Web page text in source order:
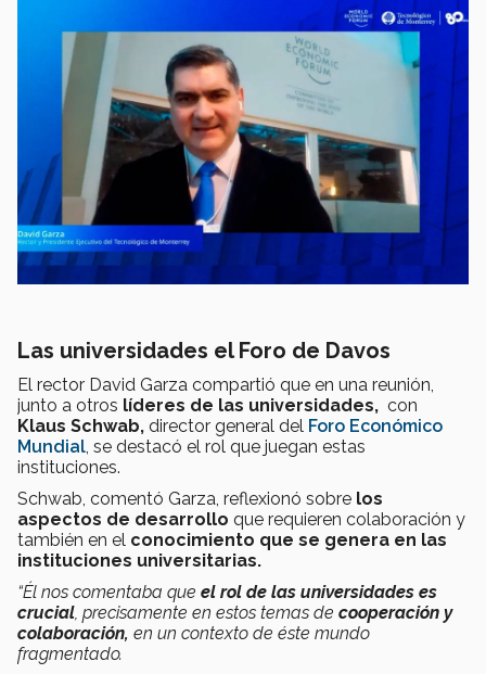
Las universidades el Foro de Davos
El rector David Garza compartió que en una reunión,
junto a otros líderes de las universidades, con
Klaus Schwab, director general del Foro Económico
Mundial, se destacó el rol que juegan estas
instituciones.
Schwab, comentó Garza, reflexionó sobre los
aspectos de desarrollo que requieren colaboración y
también en el conocimiento que se genera en las
instituciones universitarias.
“Él nos comentaba que el rol de las universidades es
crucial, precisamente en estos temas de cooperación y
colaboración, en un contexto de éste mundo
fragmentado.